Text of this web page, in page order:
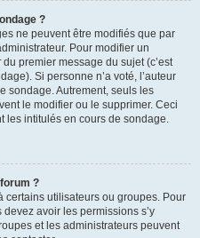
?
ne peuvent être modifiés que par
Pour modifier un
du premier message du sujet (c’est
Si personne n’a voté, l’auteur
sondage. Autrement, seuls les
le modifier ou le supprimer. Ceci
les intitulés en cours de sondage.
?
certains utilisateurs ou groupes. Pour
devez avoir les permissions s’y
et les administrateurs peuvent